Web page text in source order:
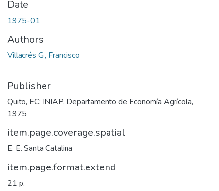
Date
1975-01
Authors
Villacrés G., Francisco
Publisher
Quito, EC: INIAP, Departamento de Economía Agrícola,
1975
item.page.coverage.spatial
E. E. Santa Catalina
item.page.format.extend
21 p.